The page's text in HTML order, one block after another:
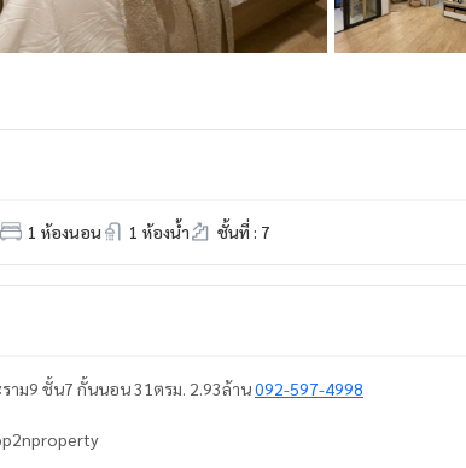
1 ห้องนอน 1 ห้องน้ำ ชั้นที่ : 7
ราม9 ชั้น7 กั้นนอน 31ตรม. 2.93ล้าน092-597-4998
ติดต่อ Line ID : @p2nproperty